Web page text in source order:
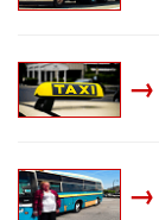
→
→